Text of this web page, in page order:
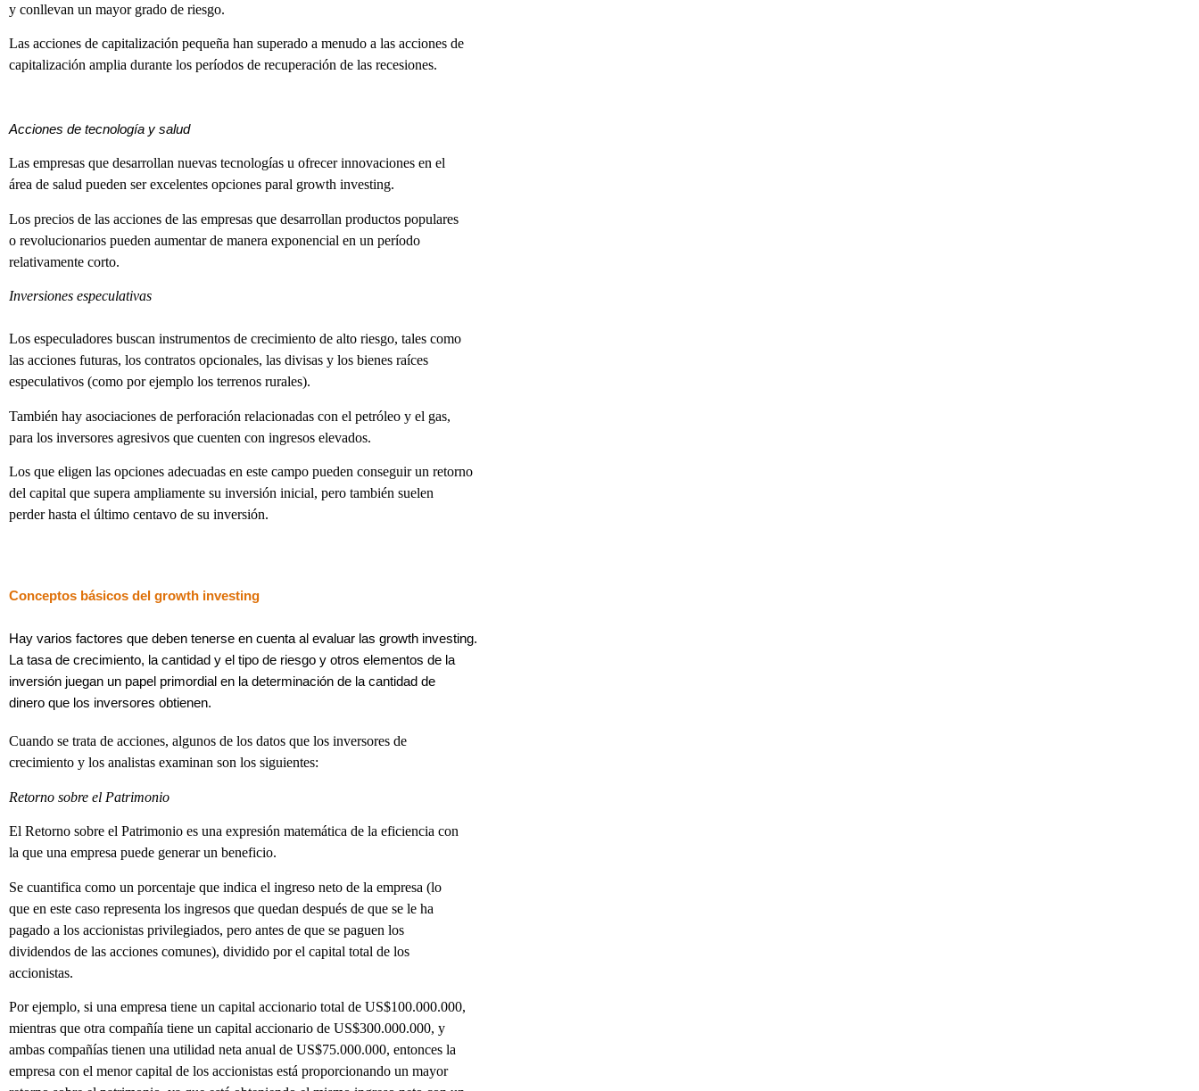
y conllevan un mayor grado de riesgo.
Las acciones de capitalización pequeña han superado a menudo a las acciones de
capitalización amplia durante los períodos de recuperación de las recesiones.
Acciones de tecnología y salud
Las empresas que desarrollan nuevas tecnologías u ofrecer innovaciones en el
área de salud pueden ser excelentes opciones paral growth investing.
Los precios de las acciones de las empresas que desarrollan productos populares
o revolucionarios pueden aumentar de manera exponencial en un período
relativamente corto.
Inversiones especulativas
Los especuladores buscan instrumentos de crecimiento de alto riesgo, tales como
las acciones futuras, los contratos opcionales, las divisas y los bienes raíces
especulativos (como por ejemplo los terrenos rurales).
También hay asociaciones de perforación relacionadas con el petróleo y el gas,
para los inversores agresivos que cuenten con ingresos elevados.
Los que eligen las opciones adecuadas en este campo pueden conseguir un retorno
del capital que supera ampliamente su inversión inicial, pero también suelen
perder hasta el último centavo de su inversión.
Conceptos básicos del growth investing
Hay varios factores que deben tenerse en cuenta al evaluar las growth investing.
La tasa de crecimiento, la cantidad y el tipo de riesgo y otros elementos de la
inversión juegan un papel primordial en la determinación de la cantidad de
dinero que los inversores obtienen.
Cuando se trata de acciones, algunos de los datos que los inversores de
crecimiento y los analistas examinan son los siguientes:
Retorno sobre el Patrimonio
El Retorno sobre el Patrimonio es una expresión matemática de la eficiencia con
la que una empresa puede generar un beneficio.
Se cuantifica como un porcentaje que indica el ingreso neto de la empresa (lo
que en este caso representa los ingresos que quedan después de que se le ha
pagado a los accionistas privilegiados, pero antes de que se paguen los
dividendos de las acciones comunes), dividido por el capital total de los
accionistas.
Por ejemplo, si una empresa tiene un capital accionario total de US$100.000.000,
mientras que otra compañía tiene un capital accionario de US$300.000.000, y
ambas compañías tienen una utilidad neta anual de US$75.000.000, entonces la
empresa con el menor capital de los accionistas está proporcionando un mayor